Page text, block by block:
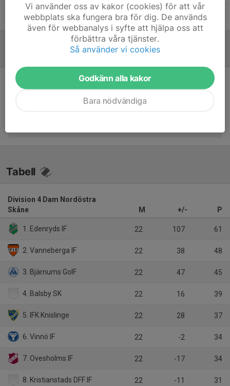
Emil Svensson Lagledare
Inget referat skrivet
Tabell
Division 4 Dam Nordöstra
Skåne
M +/- P
1. Edenryds IF 22 107 61
2. Vanneberga IF 22 38 48
3. Bjärnums GoIF 22 47 45
4. Balsby SK 22 16 39
5. IFK Knislinge 22 28 37
6. Vinnö IF 22 -2 34
7. Ovesholms IF 22 -17 34
8. Kristianstads DFF IF 22 -11 31
Vi använder oss av kakor (cookies) för att vår
webbplats ska fungera bra för dig. De används
även för webbanalys i syfte att hjälpa oss att
förbättra våra tjänster.
Så använder vi cookies
Godkänn alla kakor
Bara nödvändiga